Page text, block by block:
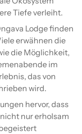
Tiefe verleiht.
Lodge finden
erwähnen die
die Möglichkeit,
im
das von
wird.
hervor, dass
nur erholsam